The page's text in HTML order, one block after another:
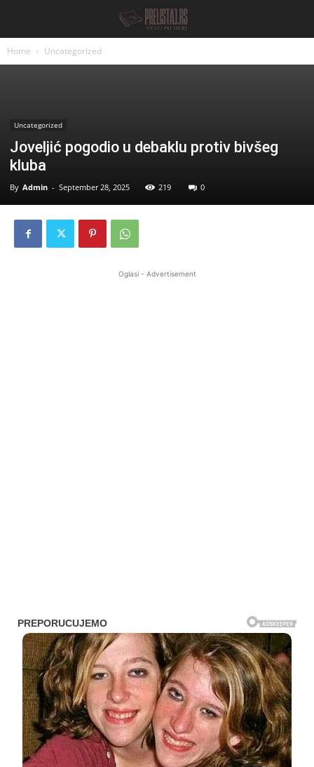
Home Uncategorized
Uncategorized
Joveljić pogodio u debaklu protiv bivšeg
kluba
By Admin - September 28, 2025 219 0
Oglasi - Advertisement